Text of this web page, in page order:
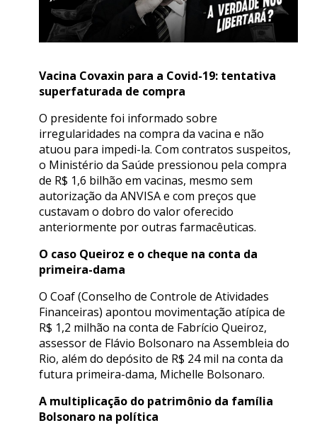
Vacina Covaxin para a Covid-19: tentativa
superfaturada de compra
O presidente foi informado sobre
irregularidades na compra da vacina e não
atuou para impedi-la. Com contratos suspeitos,
o Ministério da Saúde pressionou pela compra
de R$ 1,6 bilhão em vacinas, mesmo sem
autorização da ANVISA e com preços que
custavam o dobro do valor oferecido
anteriormente por outras farmacêuticas.
O caso Queiroz e o cheque na conta da
primeira-dama
O Coaf (Conselho de Controle de Atividades
Financeiras) apontou movimentação atípica de
R$ 1,2 milhão na conta de Fabrício Queiroz,
assessor de Flávio Bolsonaro na Assembleia do
Rio, além do depósito de R$ 24 mil na conta da
futura primeira-dama, Michelle Bolsonaro.
A multiplicação do patrimônio da família
Bolsonaro na política